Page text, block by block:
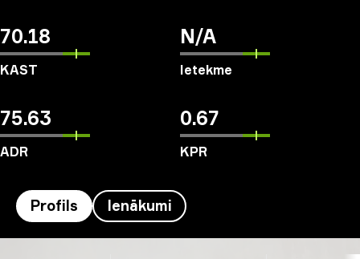
70.18
KAST
N/A
Ietekme
75.63
ADR
0.67
KPR
Profils Ienākumi